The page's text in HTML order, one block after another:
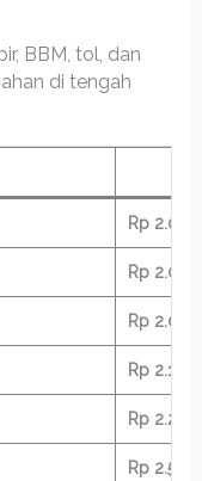
BBM, tol, dan
di tengah
Rp
Rp
Rp
Rp
Rp
Rp